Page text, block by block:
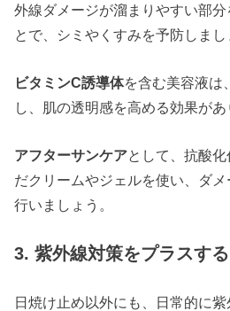
外線ダメージが溜まりやすい部
とで、シミやくすみを予防しまし
ビタミンC誘導体を含む美容液は
し、肌の透明感を高める効果があ
アフターサンケアとして、抗酸
だクリームやジェルを使い、ダ
行いましょう。
3. 紫外線対策をプラスす
日焼け止め以外にも、日常的に